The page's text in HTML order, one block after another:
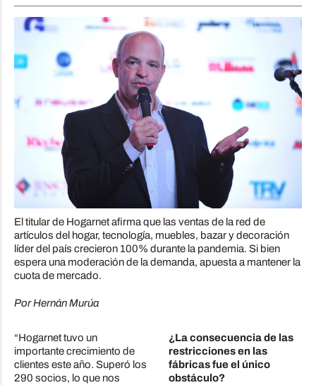
El titular de Hogarnet afirma que las ventas de la red de
artículos del hogar, tecnología, muebles, bazar y decoración
líder del país crecieron 100% durante la pandemia. Si bien
espera una moderación de la demanda, apuesta a mantener la
cuota de mercado.
Por Hernán Murúa
“Hogarnet tuvo un
importante crecimiento de
clientes este año. Superó los
290 socios, lo que nos
¿La consecuencia de las
restricciones en las
fábricas fue el único
obstáculo?